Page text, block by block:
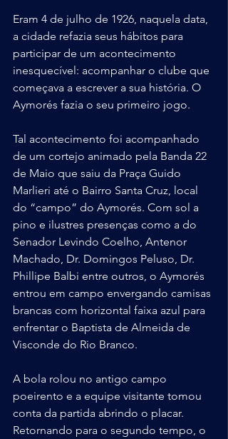
Eram 4 de julho de 1926, naquela data,
a cidade refazia seus hábitos para
participar de um acontecimento
inesquecível: acompanhar o clube que
começava a escrever a sua história. O
Aymorés fazia o seu primeiro jogo.
Tal acontecimento foi acompanhado
de um cortejo animado pela Banda 22
de Maio que saiu da Praça Guido
Marlieri até o Bairro Santa Cruz, local
do “campo” do Aymorés. Com sol a
pino e ilustres presenças como a do
Senador Levindo Coelho, Antenor
Machado, Dr. Domingos Peluso, Dr.
Phillipe Balbi entre outros, o Aymorés
entrou em campo envergando camisas
brancas com horizontal faixa azul para
enfrentar o Baptista de Almeida de
Visconde do Rio Branco.
A bola rolou no antigo campo
poeirento e a equipe visitante tomou
conta da partida abrindo o placar.
Retornando para o segundo tempo, o